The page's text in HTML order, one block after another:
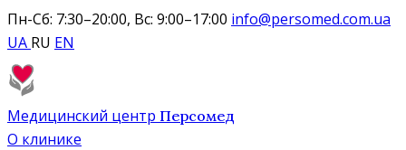
Пн-Сб: 7:30–20:00, Вс: 9:00–17:00 info@persomed.com.ua
UA RU EN
Медицинский центр Персомед
О клинике